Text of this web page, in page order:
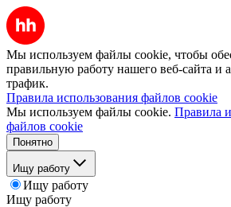
Мы используем файлы cookie, чтобы
правильную работу нашего веб-сайта и
трафик.
Правила использования файлов cookie
Мы используем файлы cookie. Правила
файлов cookie
Понятно
Ищу работу
Ищу работу
Ищу работу